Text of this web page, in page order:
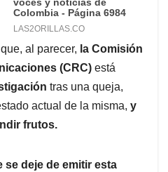
al parecer, la Comisión
(CRC) está
tras una queja,
actual de la misma, y
frutos.
se deje de emitir esta